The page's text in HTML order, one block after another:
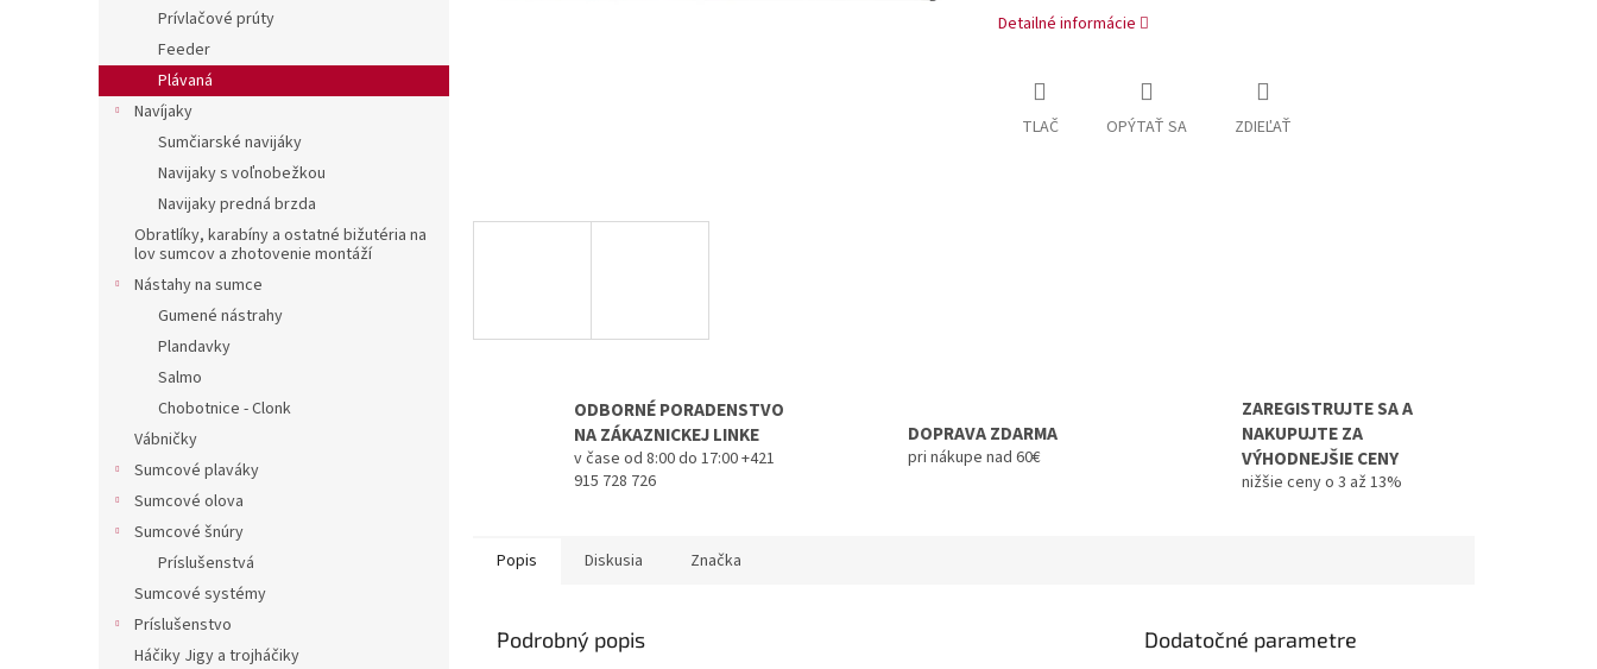
Prívlačové prúty
Feeder
Plávaná
Navíjaky
Sumčiarské navijáky
Navijaky s voľnobežkou
Navijaky predná brzda
Obratlíky, karabíny a ostatné bižutéria na
lov sumcov a zhotovenie montáží
Nástahy na sumce
Gumené nástrahy
Plandavky
Salmo
Chobotnice - Clonk
Vábničky
Sumcové plaváky
Sumcové olova
Sumcové šnúry
Príslušenstvá
Sumcové systémy
Príslušenstvo
Háčiky Jigy a trojháčiky
Detailné informácie
TLAČ OPÝTAŤ SA ZDIEĽAŤ
ODBORNÉ PORADENSTVO
NA ZÁKAZNICKEJ LINKE
v čase od 8:00 do 17:00 +421
915 728 726
DOPRAVA ZDARMA
pri nákupe nad 60€
ZAREGISTRUJTE SA A
NAKUPUJTE ZA
VÝHODNEJŠIE CENY
nižšie ceny o 3 až 13%
Popis Diskusia Značka
Podrobný popis Dodatočné parametre